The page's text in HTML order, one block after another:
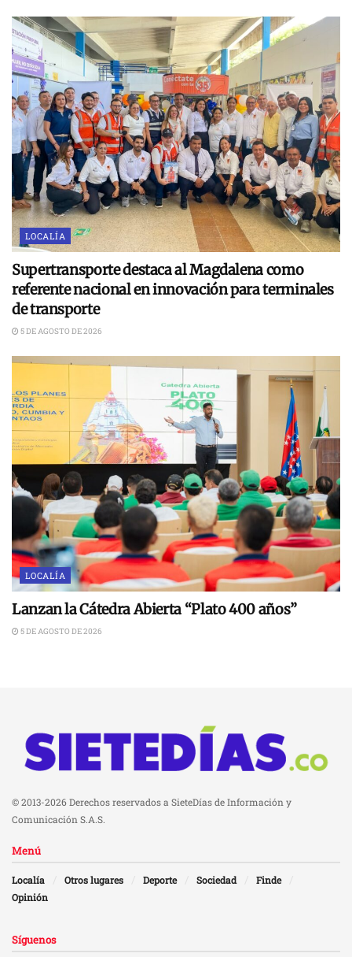
LOCALÍA
Supertransporte destaca al Magdalena como
referente nacional en innovación para terminales
de transporte
5 DE AGOSTO DE 2026
LOCALÍA
Lanzan la Cátedra Abierta “Plato 400 años”
5 DE AGOSTO DE 2026
© 2013-2026 Derechos reservados a SieteDías de Información y
Comunicación S.A.S.
Menú
Localía Otros lugares Deporte Sociedad
Finde
Opinión
Síguenos